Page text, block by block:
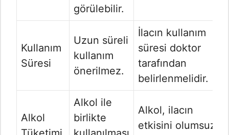
görülebilir.
Kullanım
Süresi
Uzun süreli
kullanım
önerilmez.
İlacın kullanım
süresi doktor
tarafından
belirlenmelidir.
Alkol
Alkol ile
birlikte
Alkol, ilacın
etkisini olumsuz